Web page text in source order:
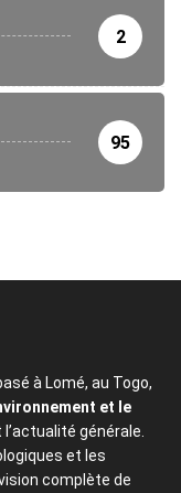
2
95
à Lomé, au Togo,
et le
générale.
et les
complète de